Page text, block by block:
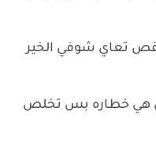
تعاي شوفي الخير
هي خطاره بس تخلص